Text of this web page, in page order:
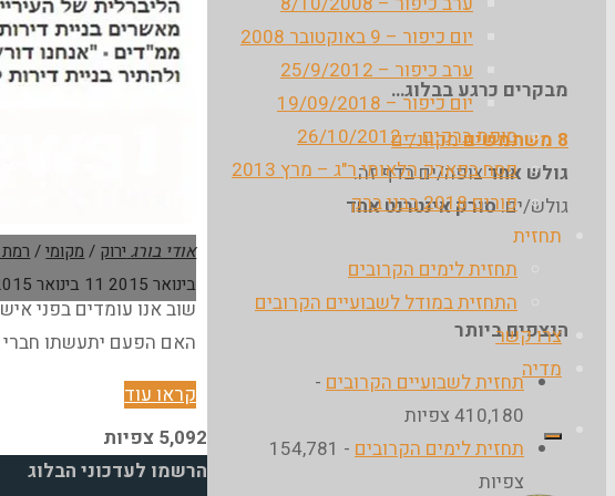
יום כיפור – 9 באוקטובר 2008
ערב כיפור – 25/9/2012
יום כיפור – 19/09/2018
סופת ברקים – 26/10/2012
פסח בפארק הלאומי ר"ג – מרץ 2013
פורים 2018 בבני ברק
תחזית
תחזית לימים הקרובים
התחזית במודל לשבועיים הקרובים
צרו קשר
מדיה
אודי בורג ירוק / מקומי/ רמת
בינואר 2015
11 בינואר 2015
שוב אנו עומדים בפני
האם הפעם יתעשתו חברי
קראו עוד"מכתב
גלוי
לחברי
5,092 צפיות
מבקרים כרגע בבלוג…
8 משתמשים
מקוונ/ים
גולש אחדצופה/ים בדף זה.
גולש/ים:סורק אינטרנט אחד
הנצפים ביותר
תחזית לשבועיים הקרובים -
410,180 צפיות
תחזית לימים הקרובים
- 154,781
צפיות
הרשמו לעדכוני הבלוג